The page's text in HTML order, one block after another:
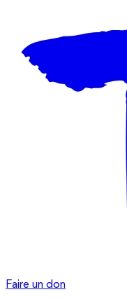
Faire un don